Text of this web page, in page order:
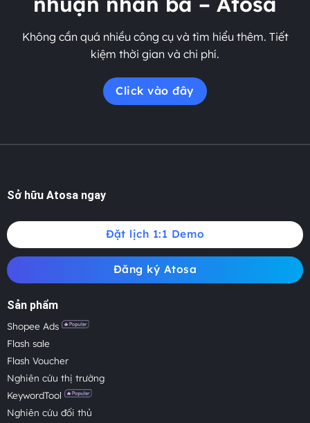
Không cần quá nhiều công cụ và tìm hiểu thêm. Tiết
kiệm thời gian và chi phí.
Click vào đây
Sở hữu Atosa ngay
Đặt lịch 1:1 Demo
Đăng ký Atosa
Sản phẩm
Shopee Ads
Flash sale
Flash Voucher
Nghiên cứu thị trường
KeywordTool
Nghiên cứu đối thủ